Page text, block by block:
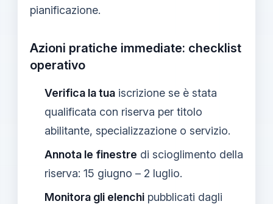
pianificazione.
Azioni pratiche immediate: checklist
operativo
Verifica la tua iscrizione se è stata
qualificata con riserva per titolo
abilitante, specializzazione o servizio.
Annota le finestre di scioglimento della
riserva: 15 giugno – 2 luglio.
Monitora gli elenchi pubblicati dagli